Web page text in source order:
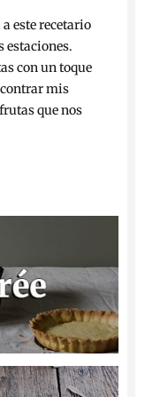
a este recetario
estaciones.
con un toque
mis
que nos